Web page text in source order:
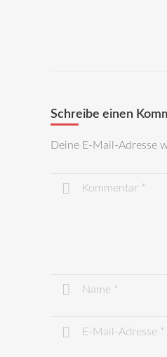
Schreibe einen
Deine E-Mail-Adresse